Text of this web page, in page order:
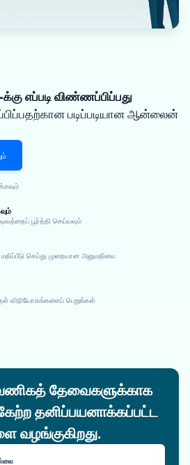
எப்படி விண்ணப்பிப்பது
படிப்படியான ஆன்லைன்
பூர்த்தி செய்யவும்
செய்து முறையான அனுமதியை
விநியோகங்களைப் பெறுங்கள்
தேவைகளுக்காக
தனிப்பயனாக்கப்பட்ட
வழங்குகிறது.